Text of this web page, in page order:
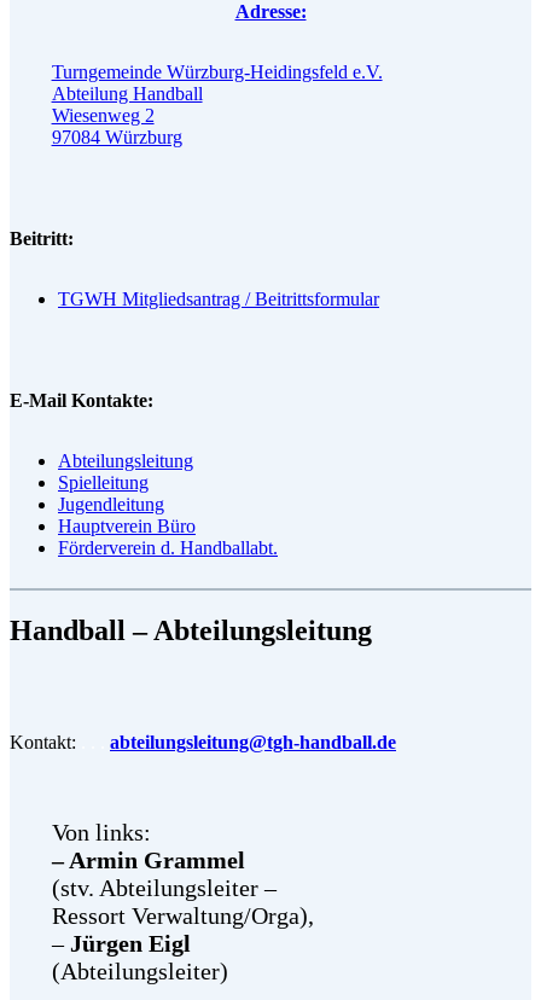
Adresse:
Turngemeinde Würzburg-Heidingsfeld e.V.
Abteilung Handball
Wiesenweg 2
97084 Würzburg
Beitritt:
TGWH Mitgliedsantrag / Beitrittsformular
E-Mail Kontakte:
Abteilungsleitung
Spielleitung
Jugendleitung
Hauptverein Büro
Förderverein d. Handballabt.
Handball – Abteilungsleitung
Kontakt: abteilungsleitung@tgh-handball.de
Von links:
– Armin Grammel
(stv. Abteilungsleiter –
Ressort Verwaltung/Orga),
–Jürgen Eigl
(Abteilungsleiter)